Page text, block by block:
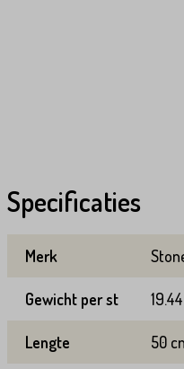
Specificaties
Merk
Gewicht per st
Lengte 50